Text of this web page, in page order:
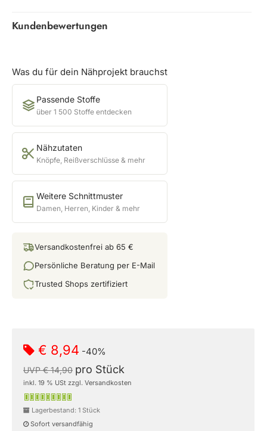
Kundenbewertungen
Was du für dein Nähprojekt brauchst
Passende Stoffe
über 1 500 Stoffe entdecken
Nähzutaten
Knöpfe, Reißverschlüsse & mehr
Weitere Schnittmuster
Damen, Herren, Kinder & mehr
Versandkostenfrei ab 65 €
Persönliche Beratung per E-Mail
Trusted Shops zertifiziert
€ 8,94 -40%
UVP € 14,90 pro Stück
inkl. 19 % USt zzgl. Versandkosten
Lagerbestand: 1 Stück
Sofort versandfähig